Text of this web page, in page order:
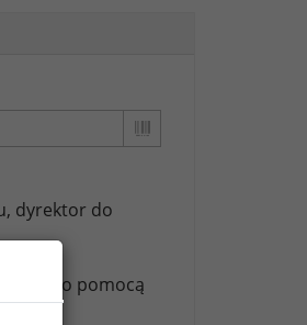
dyrektor do
za jego pomocą